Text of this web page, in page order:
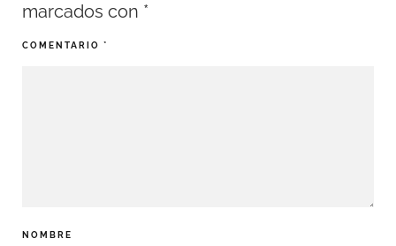
marcados con *
COMENTARIO *
NOMBRE